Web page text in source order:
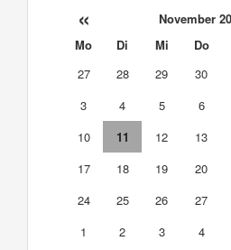
« November
Mo Di Mi Do
27
28 29 30
3
4 5 6
10
11 12 13
17
18 19 20
24
25 26 27
1
2 3 4